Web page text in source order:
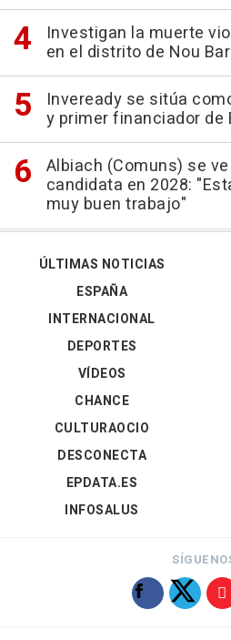
Investigan la muerte
en el distrito de Nou
Inveready se sitúa
y primer financiador de
Albiach (Comuns) se
candidata en 2028:
muy buen trabajo"
ÚLTIMAS NOTICIAS
ESPAÑA
INTERNACIONAL
DEPORTES
VÍDEOS
CHANCE
CULTURAOCIO
DESCONECTA
EPDATA.ES
INFOSALUS